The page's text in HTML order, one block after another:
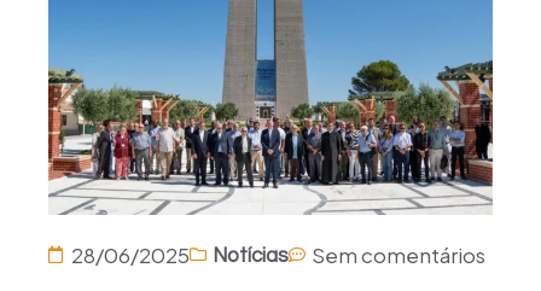
28/06/2025 Notícias Sem comentários